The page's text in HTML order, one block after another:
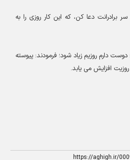
دعا کن، که این کار روزی را به
روزیم زیاد شود؛ فرمودند: پیوسته
افزایش می یابد.